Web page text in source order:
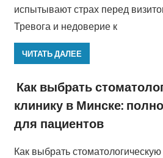
испытывают страх перед
Тревога и недоверие к
ЧИТАТЬ ДАЛЕЕ
Как выбрать
клинику в Минске:
для пациентов
Как выбрать